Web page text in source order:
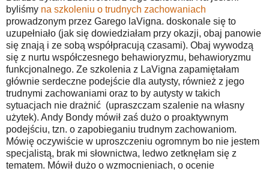
byliśmy na szkoleniu o trudnych zachowaniach
prowadzonym przez Garego laVigna. doskonale się to
uzupełniało (jak się dowiedziałam przy okazji, obaj panowie
się znają i ze sobą współpracują czasami). Obaj wywodzą
się z nurtu współczesnego behawioryzmu, behawioryzmu
funkcjonalnego. Ze szkolenia z LaVigna zapamiętałam
głównie serdeczne podejście dla autysty, również z jego
trudnymi zachowaniami oraz to by autysty w takich
sytuacjach nie drażnić (upraszczam szalenie na własny
użytek). Andy Bondy mówił zaś dużo o proaktywnym
podejściu, tzn. o zapobieganiu trudnym zachowaniom.
Mówię oczywiście w uproszczeniu ogromnym bo nie jestem
specjalistą, brak mi słownictwa, ledwo zetknęłam się z
tematem. Mówił dużo o wzmocnieniach, o ocenie